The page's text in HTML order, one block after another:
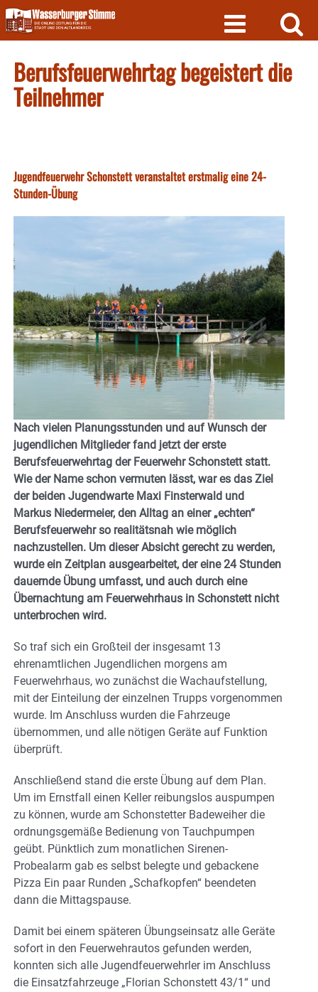
Skip
to
content
Berufsfeuerwehrtag begeistert die
Teilnehmer
Jugendfeuerwehr Schonstett veranstaltet erstmalig eine 24-
Stunden-Übung
Nach vielen Planungsstunden und auf Wunsch der
jugendlichen Mitglieder fand jetzt der erste
Berufsfeuerwehrtag der Feuerwehr Schonstett statt.
Wie der Name schon vermuten lässt, war es das Ziel
der beiden Jugendwarte Maxi Finsterwald und
Markus Niedermeier, den Alltag an einer „echten“
Berufsfeuerwehr so realitätsnah wie möglich
nachzustellen. Um dieser Absicht gerecht zu werden,
wurde ein Zeitplan ausgearbeitet, der eine 24 Stunden
dauernde Übung umfasst, und auch durch eine
Übernachtung am Feuerwehrhaus in Schonstett nicht
unterbrochen wird.
So traf sich ein Großteil der insgesamt 13
ehrenamtlichen Jugendlichen morgens am
Feuerwehrhaus, wo zunächst die Wachaufstellung,
mit der Einteilung der einzelnen Trupps vorgenommen
wurde. Im Anschluss wurden die Fahrzeuge
übernommen, und alle nötigen Geräte auf Funktion
überprüft.
Anschließend stand die erste Übung auf dem Plan.
Um im Ernstfall einen Keller reibungslos auspumpen
zu können, wurde am Schonstetter Badeweiher die
ordnungsgemäße Bedienung von Tauchpumpen
geübt. Pünktlich zum monatlichen Sirenen-
Probealarm gab es selbst belegte und gebackene
Pizza Ein paar Runden „Schafkopfen“ beendeten
dann die Mittagspause.
Damit bei einem späteren Übungseinsatz alle Geräte
sofort in den Feuerwehrautos gefunden werden,
konnten sich alle Jugendfeuerwehrler im Anschluss
die Einsatzfahrzeuge „Florian Schonstett 43/1“ und